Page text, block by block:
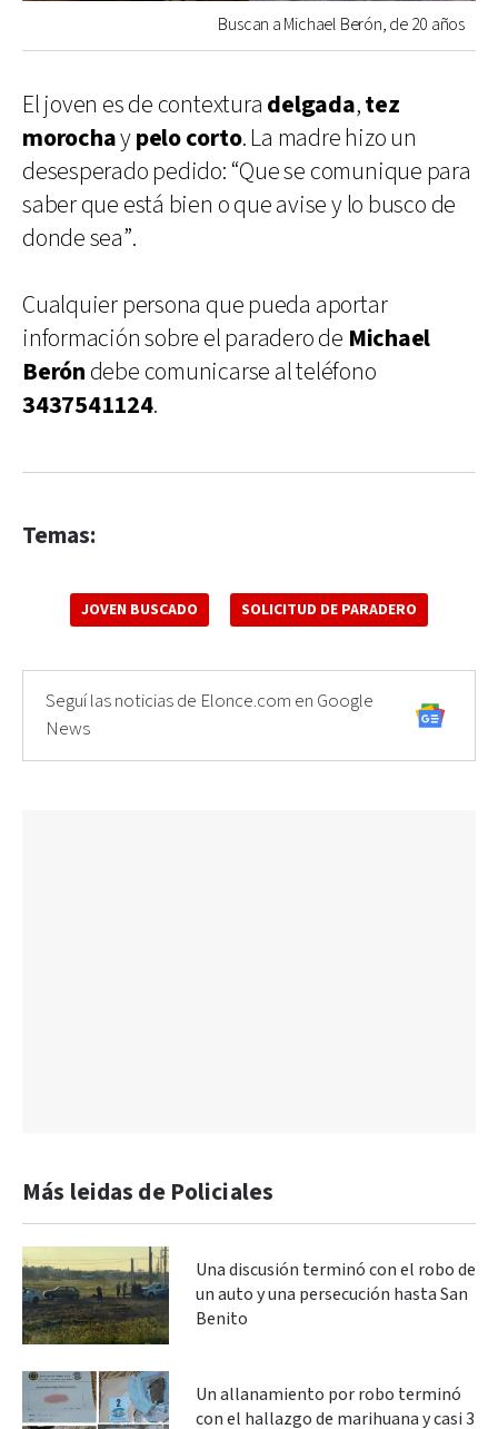
Buscan a Michael Berón, de 20 años
El joven es de contextura delgada,tez
morochaypelo corto. La madre hizo un
desesperado pedido: “Que se comunique para
saber que está bien o que avise y lo busco de
donde sea”.
Cualquier persona que pueda aportar
información sobre el paradero de Michael
Berón debe comunicarse al teléfono
3437541124.
Temas:
JOVEN BUSCADO SOLICITUD DE PARADERO
Seguí las noticias de Elonce.com en Google
News
Más leidas de Policiales
Una discusión terminó con el robo de
un auto y una persecución hasta San
Benito
Un allanamiento por robo terminó
con el hallazgo de marihuana y casi 3